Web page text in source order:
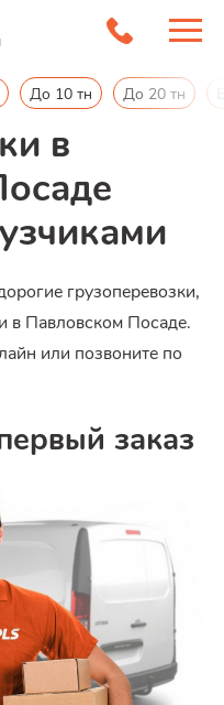
До 10 тн До 20 тн
Посад
в
грузоперевозки,
в Павловском Посаде.
или позвоните по
заказ